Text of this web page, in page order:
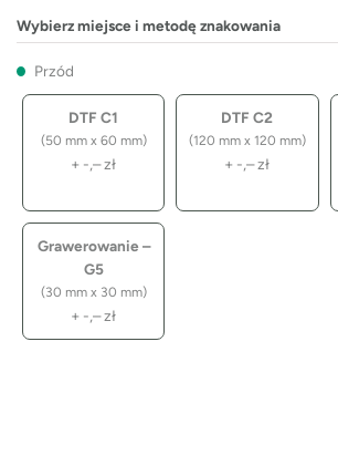
Wybierz miejsce i metodę znakowania
Przód
DTF C1
(50 mm x 60 mm)
+ -,–zł
DTF C2
(120 mm x 120 mm)
+ -,–zł
Grawerowanie –
G5
(30 mm x 30 mm)
+ -,–zł